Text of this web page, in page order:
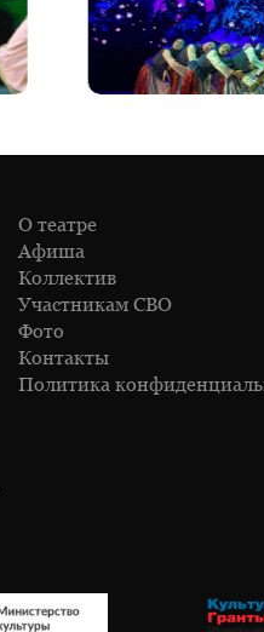
О театре
Афиша
Коллектив
Участникам СВО
Фото
Контакты
Политика